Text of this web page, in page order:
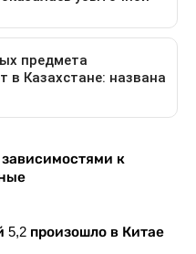
к
произошло в Китае